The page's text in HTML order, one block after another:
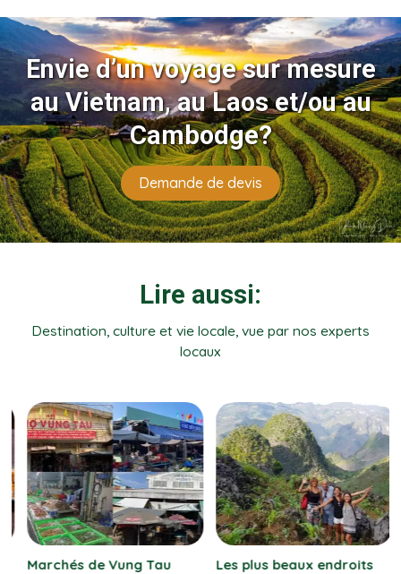
Envie d’un voyage sur mesure
au Vietnam, au Laos et/ou au
Cambodge?
Demande de devis
Lire aussi:
Destination, culture et vie locale, vue par nos experts
locaux
Marchés de Vung Tau
Les plus beaux endroits